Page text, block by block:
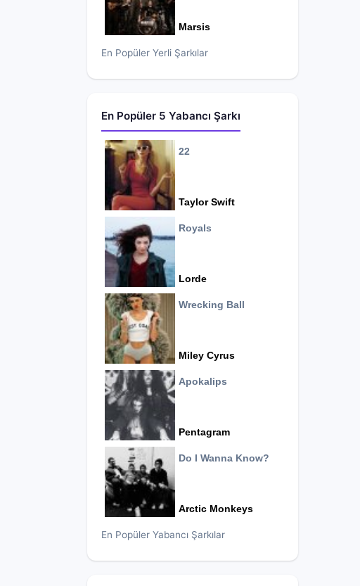
Marsis
En Popüler Yerli Şarkılar
En Popüler 5 Yabancı Şarkı
22
Taylor Swift
Royals
Lorde
Wrecking Ball
Miley Cyrus
Apokalips
Pentagram
Do I Wanna Know?
Arctic Monkeys
En Popüler Yabancı Şarkılar